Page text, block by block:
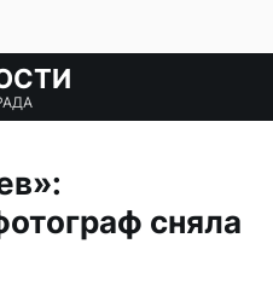
сняла